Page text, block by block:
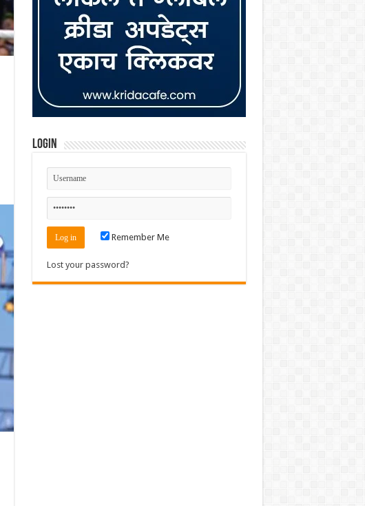
Login
Remember Me
Lost your password?